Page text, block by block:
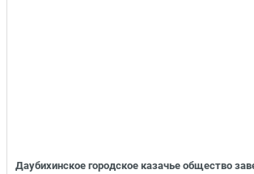
Даубихинское городское казачье общество